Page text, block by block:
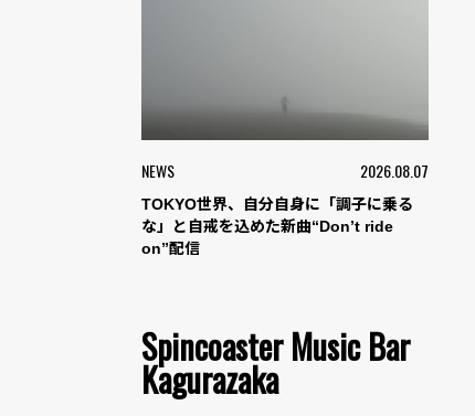
NEWS 2026.08.07
TOKYO世界、自分自身に「調子に乗る
な」と自戒を込めた新曲“Don’t ride
on”配信
Spincoaster Music Bar
Kagurazaka